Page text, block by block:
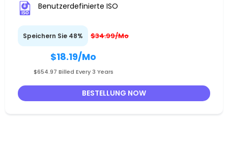
Benutzerdefinierte ISO
Speichern Sie 48% $34.99/Mo
$18.19/Mo
$654.97 Billed Every 3 Years
BESTELLUNG NOW